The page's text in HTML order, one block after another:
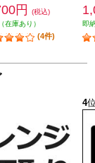
円
(税込)
在庫あり）
(4件)
即
4